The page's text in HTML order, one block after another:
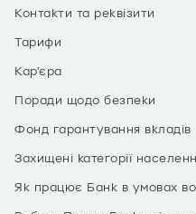
Контакти та реквізити
Тарифи
Кар’єра
Поради щодо безпеки
Фонд гарантування вкладів
Захищені категорії
Як працює Банк в умовах